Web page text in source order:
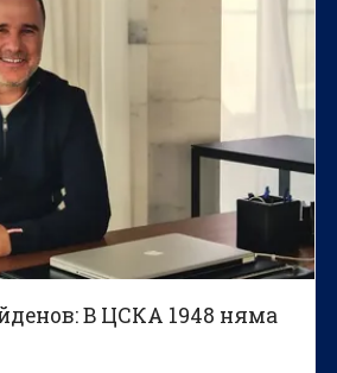
В ЦСКА 1948 няма